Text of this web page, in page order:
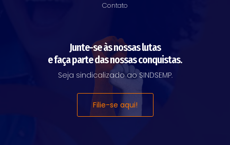
Contato
Junte-se às nossas lutas
e faça parte das nossas conquistas.
Seja sindicalizado ao SINDSEMP.
Filie-se aqui!